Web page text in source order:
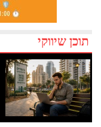
תוכן שיווקי